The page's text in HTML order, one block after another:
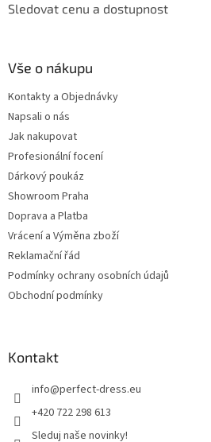
Sledovat cenu a dostupnost
Vše o nákupu
Kontakty a Objednávky
Napsali o nás
Jak nakupovat
Profesionální focení
Dárkový poukáz
Showroom Praha
Doprava a Platba
Vrácení a Výměna zboží
Reklamační řád
Podmínky ochrany osobních údajů
Obchodní podmínky
Kontakt
info@perfect-dress.eu
+420 722 298 613
Sleduj naše novinky!